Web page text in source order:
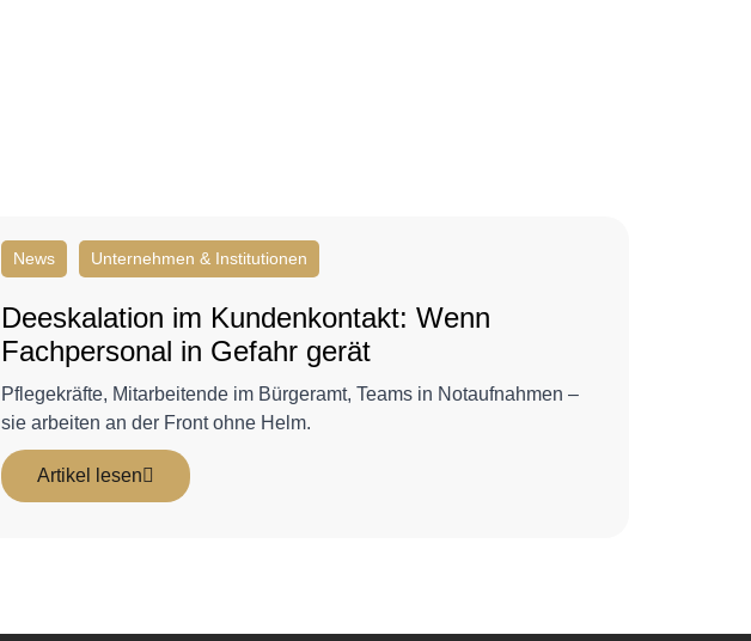
News Unternehmen & Institutionen
Deeskalation im Kundenkontakt: Wenn
Fachpersonal in Gefahr gerät
Pflegekräfte, Mitarbeitende im Bürgeramt, Teams in Notaufnahmen –
sie arbeiten an der Front ohne Helm.
Artikel lesen